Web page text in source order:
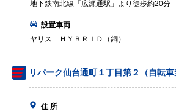
地下鉄南北線「広瀬通駅」より徒歩約20分
設置車両
ヤリス ＨＹＢＲＩＤ（銅）
リパーク仙台通町１丁目第２（自転車
住 所